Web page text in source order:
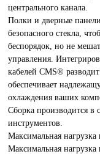
центрального канала.
Полки и дверные
безопасного стекла,
беспорядок, но не
управления.
кабелей CMS®
обеспечивает
охлаждения ваших
Сборка производится в
инструментов.
Максимальная
Максимальная